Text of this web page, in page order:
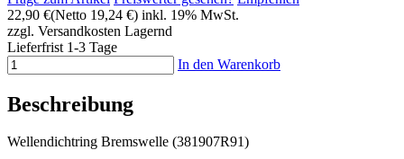
22,90 €(Netto 19,24 €) inkl. 19% MwSt.
zzgl. Versandkosten Lagernd
Lieferfrist 1-3 Tage
In den Warenkorb
Beschreibung
Wellendichtring Bremswelle (381907R91)